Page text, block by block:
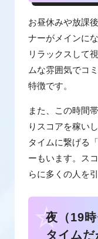
お昼休みや放課
ナーがメインに
リラックスして
ムな雰囲気でコ
特徴です。
また、この時間
りスコアを稼い
タイムに繋げる
ーもいます。ス
らに多くの人を
夜（19
タイム